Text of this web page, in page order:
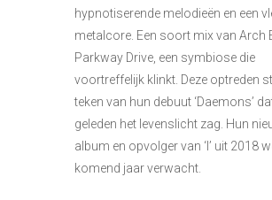
hypnotiserende melodieën en een
metalcore. Een soort mix van Arch
Parkway Drive, een symbiose die
voortreffelijk klinkt. Deze optreden
teken van hun debuut ‘Daemons’
geleden het levenslicht zag. Hun
album en opvolger van ‘I’ uit 2018
komend jaar verwacht.